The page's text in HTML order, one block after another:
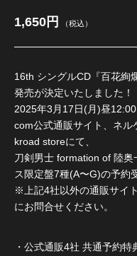
1,650円 （税込）
16th シングルCD『百花絢
発売が決定いたしました！
2025年3月17日(月)昼
com公式通販サイト、ネル
kroad storeにて、
刀剣男士 formation of 陸
ス限定盤7種(A〜G)の予約
※上記4社以外の通販サイ
にお問合せください。
・公式通販4社 共通予約